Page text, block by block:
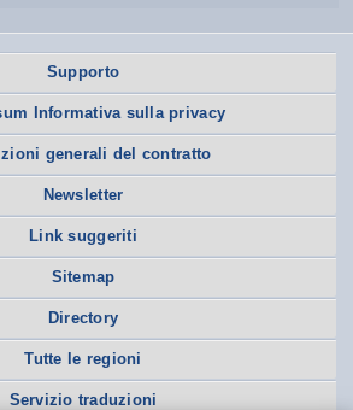
Supporto
Informativa sulla privacy
generali del contratto
Newsletter
Link suggeriti
Sitemap
Directory
Tutte le regioni
Servizio traduzioni